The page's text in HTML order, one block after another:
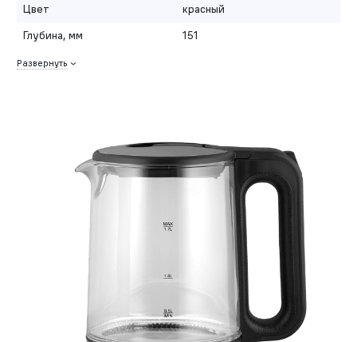
Цвет
красный
Глубина, мм
151
Развернуть